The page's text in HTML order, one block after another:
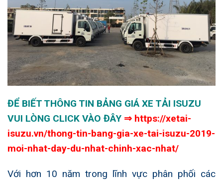
ĐỂ BIẾT THÔNG TIN BẢNG GIÁ XE TẢI ISUZU
VUI LÒNG CLICK VÀO ĐÂY ⇒ https://xetai-
isuzu.vn/thong-tin-bang-gia-xe-tai-isuzu-2019-
moi-nhat-day-du-nhat-chinh-xac-nhat/
Với hơn 10 năm trong lĩnh vực phân phối các